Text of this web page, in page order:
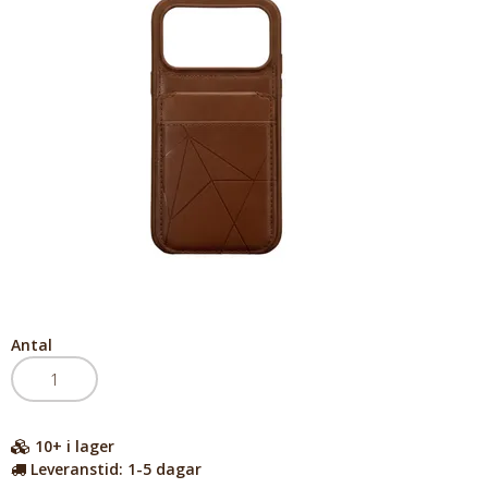
Antal
10+ i lager
Leveranstid: 1-5 dagar